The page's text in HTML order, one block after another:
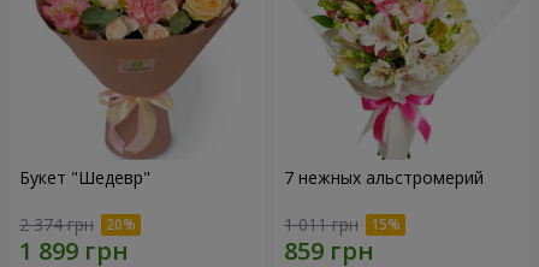
Букет "Шедевр"
2 374 грн
7 нежных альстромерий
1 011 грн